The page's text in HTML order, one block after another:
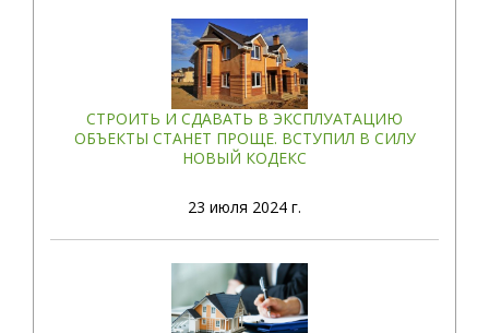
СТРОИТЬ И СДАВАТЬ В ЭКСПЛУАТАЦИЮ
ОБЪЕКТЫ СТАНЕТ ПРОЩЕ. ВСТУПИЛ В СИЛУ
НОВЫЙ КОДЕКС
23 июля 2024 г.